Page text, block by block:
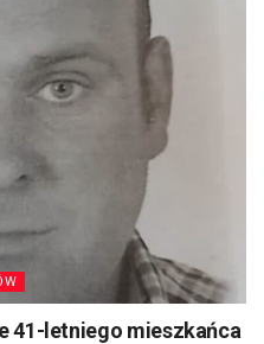
41-letniego mieszkańca